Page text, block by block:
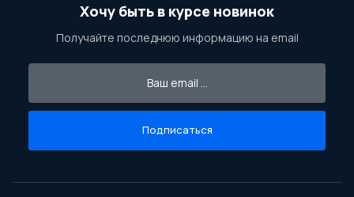
Хочу быть в курсе новинок
Получайте последнюю информацию на email
Подписаться